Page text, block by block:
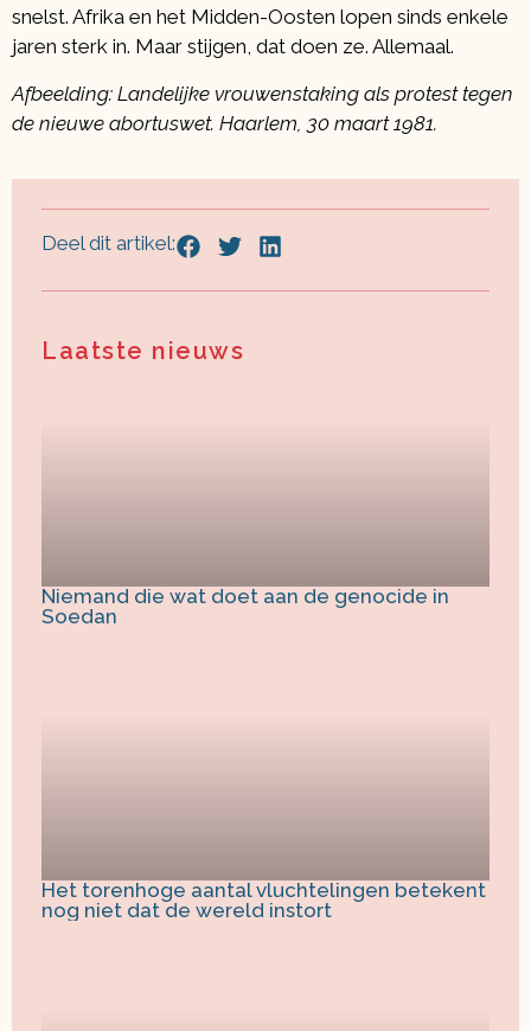
snelst. Afrika en het Midden-Oosten lopen sinds enkele
jaren sterk in. Maar stijgen, dat doen ze. Allemaal.
Afbeelding: Landelijke vrouwenstaking als protest tegen
de nieuwe abortuswet. Haarlem, 30 maart 1981.
Deel dit artikel:
Laatste nieuws
Niemand die wat doet aan de genocide in
Soedan
Het torenhoge aantal vluchtelingen betekent
nog niet dat de wereld instort